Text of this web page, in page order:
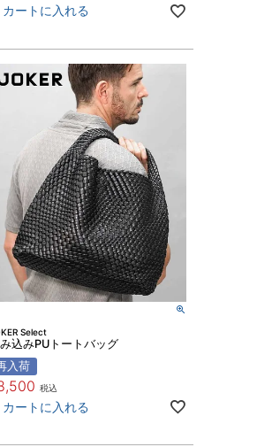
カートに入れる
Select
込みPUトートバッグ
入荷
税込
カートに入れる